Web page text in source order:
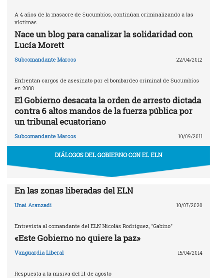
A 4 años de la masacre de Sucumbíos, continúan criminalizando a las
víctimas
Nace un blog para canalizar la solidaridad con
Lucía Morett
Subcomandante Marcos 22/04/2012
Enfrentan cargos de asesinato por el bombardeo criminal de Sucumbíos
en 2008
El Gobierno desacata la orden de arresto dictada
contra 6 altos mandos de la fuerza pública por
un tribunal ecuatoriano
Subcomandante Marcos 10/09/2011
DIÁLOGOS DEL GOBIERNO CON EL ELN
En las zonas liberadas del ELN
Unai Aranzadi 10/07/2020
Entrevista al comandante del ELN Nicolás Rodríguez, "Gabino"
«Este Gobierno no quiere la paz»
Vanguardia Liberal 15/04/2014
Respuesta a la misiva del 11 de agosto